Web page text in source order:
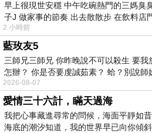
早上很現世安穩 中午吃碗熱門的三媽臭
子J 做家事的節奏 出去散散步 在飲料店
2 小時前
藍玫友5
三師兄三師兄 你昨晚說不可以殺生 要
怎辦？ 你是否要虔誠茹素？ 蛤？別說師
2026-08-07
愛情三十六計，瞞天過海
我把心事藏進尋常的問候，海面平靜如
海底的潮汐知道，我的世界早已向你傾斜